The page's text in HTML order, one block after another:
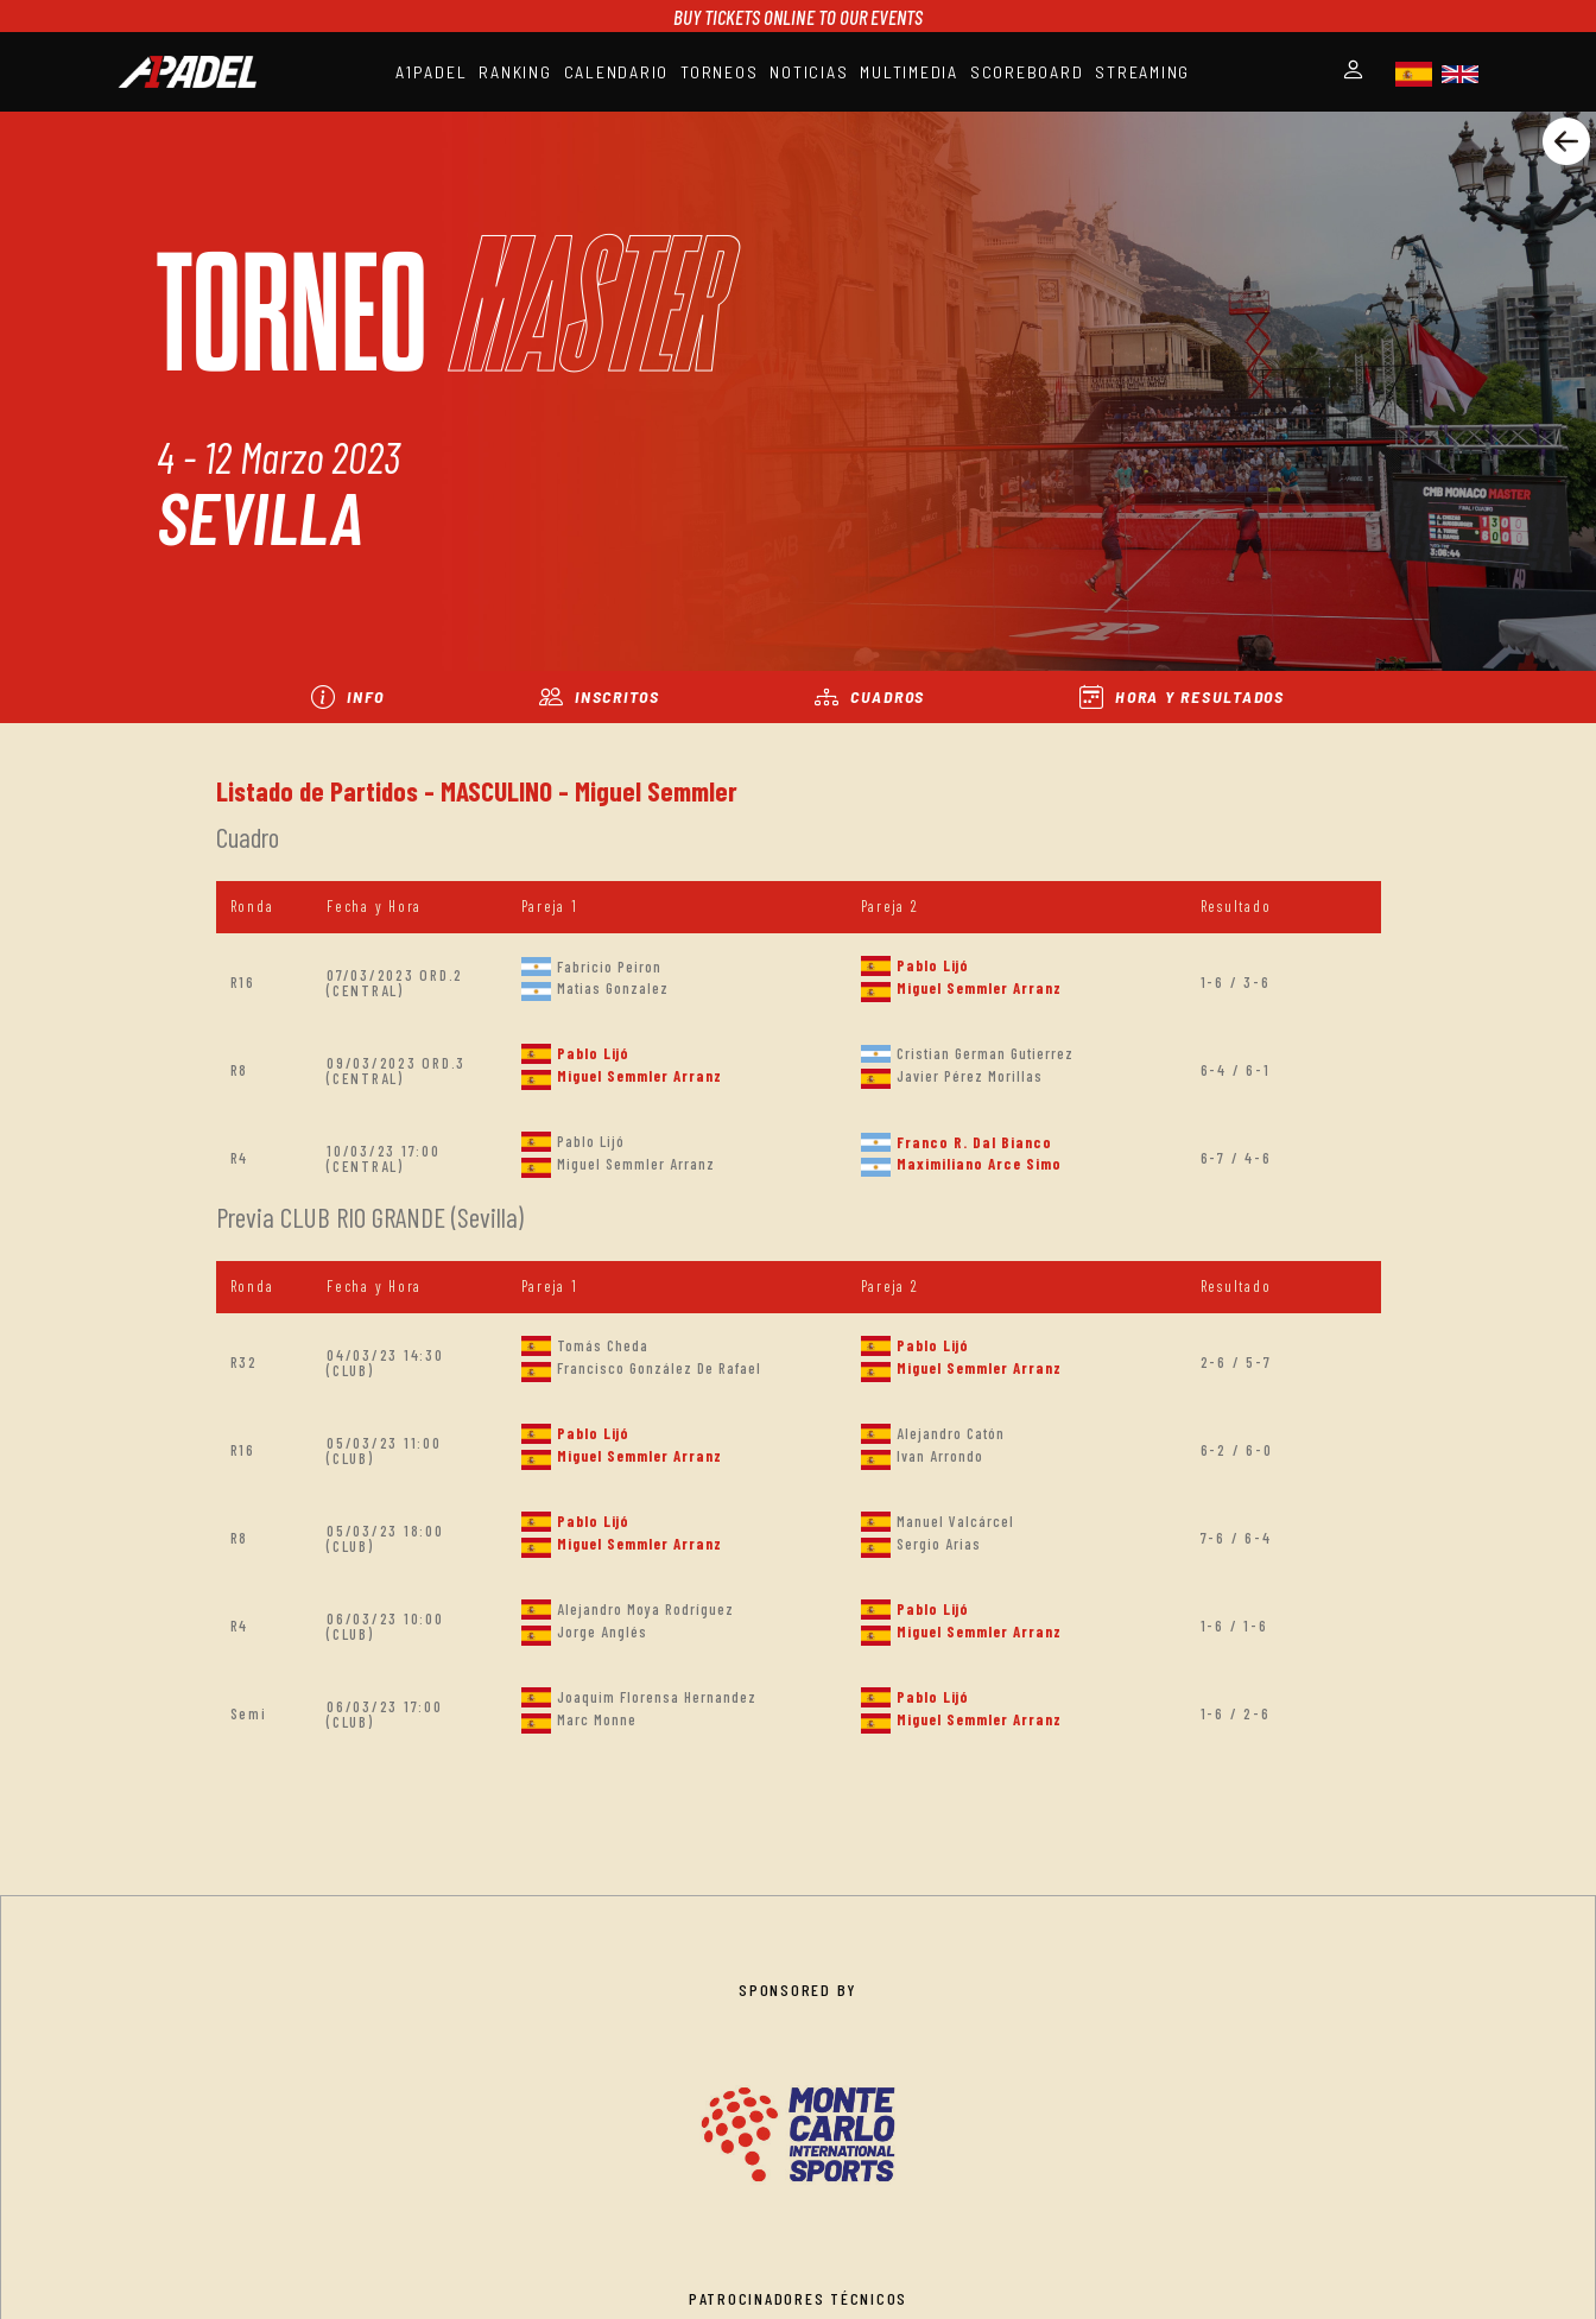
BUY TICKETS ONLINE TO OUR EVENTS
A1PADEL RANKING CALENDARIO TORNEOS NOTICIAS MULTIMEDIA SCOREBOARD STREAMING
SCOREBOARD
TORNEOMaster
4 - 12 Marzo 2023
SEVILLA
INFO INSCRITOS CUADROS HORA Y RESULTADOS
Listado de Partidos - MASCULINO - Miguel Semmler
Cuadro
Ronda Fecha y Hora Pareja 1 Pareja 2 Resultado
R16
07/03/2023 ORD.2
(CENTRAL)
Fabricio Peiron
Matias Gonzalez
Pablo Lijó
Miguel Semmler Arranz
1-6 / 3-6
R8
09/03/2023 ORD.3
(CENTRAL)
Pablo Lijó
Miguel Semmler Arranz
Cristian German Gutierrez
Javier Pérez Morillas
6-4 / 6-1
R4
10/03/23 17:00
(CENTRAL)
Pablo Lijó
Miguel Semmler Arranz
Franco R. Dal Bianco
Maximiliano Arce Simo
6-7 / 4-6
Previa CLUB RIO GRANDE (Sevilla)
Ronda Fecha y Hora Pareja 1 Pareja 2 Resultado
R32
04/03/23 14:30
(CLUB)
Tomás Cheda
Francisco González De Rafael
Pablo Lijó
Miguel Semmler Arranz
2-6 / 5-7
R16
05/03/23 11:00
(CLUB)
Pablo Lijó
Miguel Semmler Arranz
Alejandro Catón
Ivan Arrondo
6-2 / 6-0
R8
05/03/23 18:00
(CLUB)
Pablo Lijó
Miguel Semmler Arranz
Manuel Valcárcel
Sergio Arias
7-6 / 6-4
R4
06/03/23 10:00
(CLUB)
Alejandro Moya Rodríguez
Jorge Anglés
Pablo Lijó
Miguel Semmler Arranz
1-6 / 1-6
Semi
06/03/23 17:00
(CLUB)
Joaquim Florensa Hernandez
Marc Monne
Pablo Lijó
Miguel Semmler Arranz
1-6 / 2-6
SPONSORED BY
PATROCINADORES TÉCNICOS